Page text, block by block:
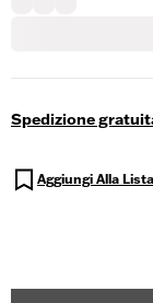
Spedizione
Aggiungi Alla